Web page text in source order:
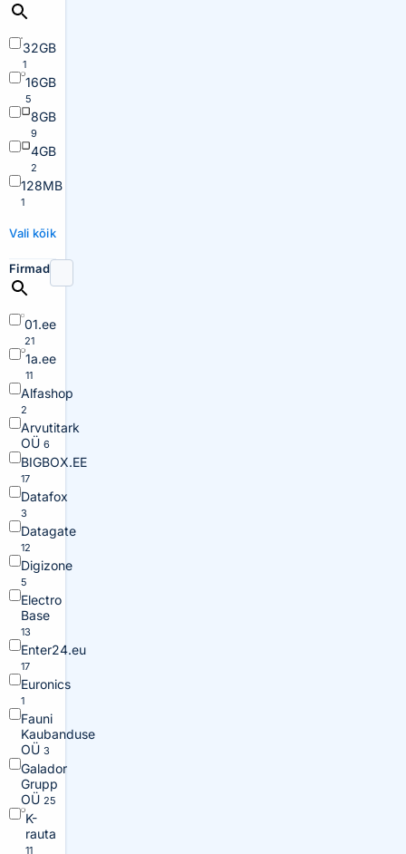
32GB
1
16GB
5
8GB
9
4GB
2
128MB
1
Vali kõik
Firmad
01.ee
21
1a.ee
11
Alfashop
2
Arvutitark
OÜ 6
BIGBOX.EE
17
Datafox
3
Datagate
12
Digizone
5
Electro
Base
13
Enter24.eu
17
Euronics
1
Fauni
Kaubanduse
OÜ 3
Galador
Grupp
OÜ 25
K-
rauta
11